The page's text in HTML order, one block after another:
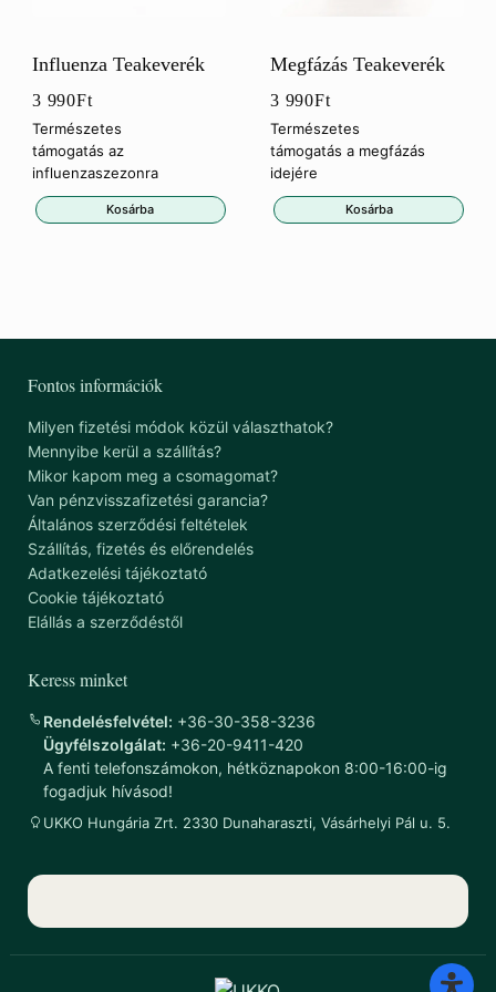
Influenza Teakeverék
3 990Ft
Természetes
támogatás az
influenzaszezonra
Kosárba
Megfázás Teakeverék
3 990Ft
Természetes
támogatás a megfázás
idejére
Kosárba
Fontos információk
Milyen fizetési módok közül választhatok?
Mennyibe kerül a szállítás?
Mikor kapom meg a csomagomat?
Van pénzvisszafizetési garancia?
Általános szerződési feltételek
Szállítás, fizetés és előrendelés
Adatkezelési tájékoztató
Cookie tájékoztató
Elállás a szerződéstől
Keress minket
Rendelésfelvétel: +36-30-358-3236
Ügyfélszolgálat: +36-20-9411-420
A fenti telefonszámokon, hétköznapokon 8:00-16:00-ig
fogadjuk hívásod!
UKKO Hungária Zrt. 2330 Dunaharaszti, Vásárhelyi Pál u. 5.